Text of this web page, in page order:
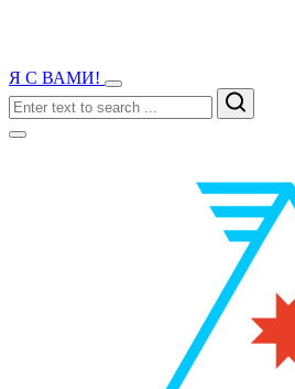
Я С ВАМИ!
Search